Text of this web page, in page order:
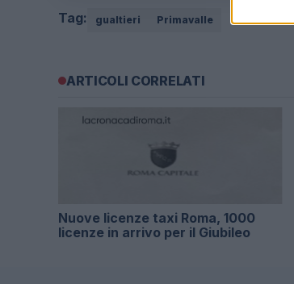
Tag: gualtieri Primavalle
ARTICOLI CORRELATI
Nuove licenze taxi Roma, 1000
licenze in arrivo per il Giubileo